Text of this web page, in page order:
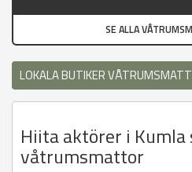
SE ALLA
LOKALA BUTIKER
Hiita aktörer i Kumla
våtrumsmattor